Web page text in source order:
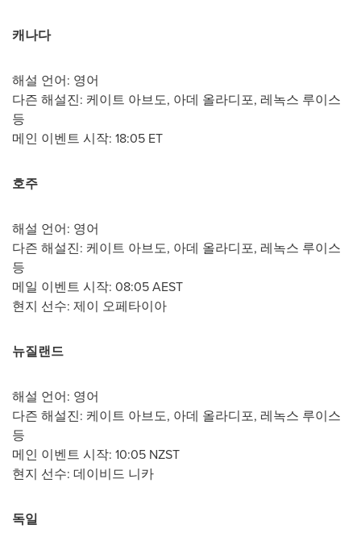
캐나다
해설 언어: 영어
다즌 해설진: 케이트 아브도, 아데 올라디포, 레녹스 루이스
등
메인 이벤트 시작: 18:05 ET
호주
해설 언어: 영어
다즌 해설진: 케이트 아브도, 아데 올라디포, 레녹스 루이스
등
메일 이벤트 시작: 08:05 AEST
현지 선수: 제이 오페타이아
뉴질랜드
해설 언어: 영어
다즌 해설진: 케이트 아브도, 아데 올라디포, 레녹스 루이스
등
메인 이벤트 시작: 10:05 NZST
현지 선수: 데이비드 니카
독일